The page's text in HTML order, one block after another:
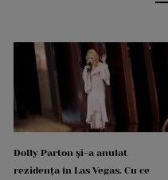
Dolly Parton și-a anulat
rezidența în Las Vegas. Cu ce